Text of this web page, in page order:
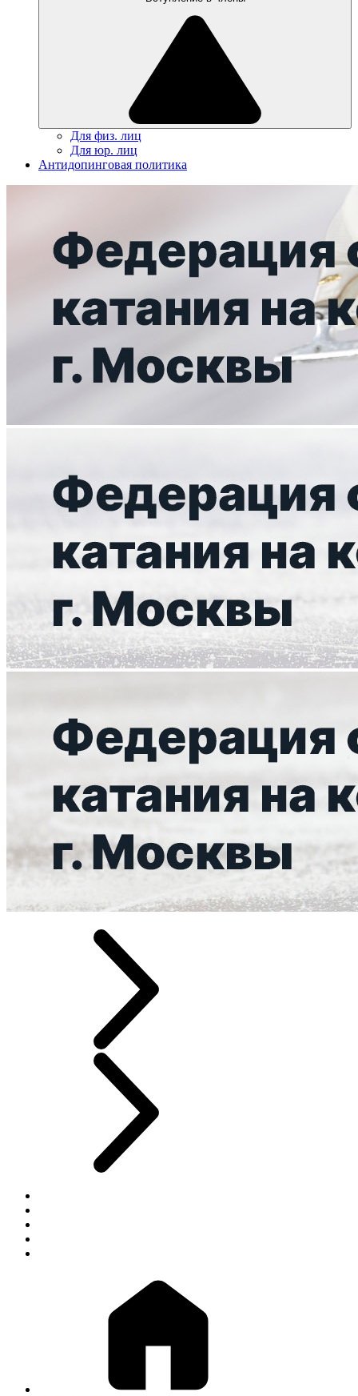
Для физ. лиц
Для юр. лиц
Антидопинговая политика